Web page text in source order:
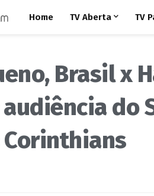
Home TV Aberta TV
Brasil x
do